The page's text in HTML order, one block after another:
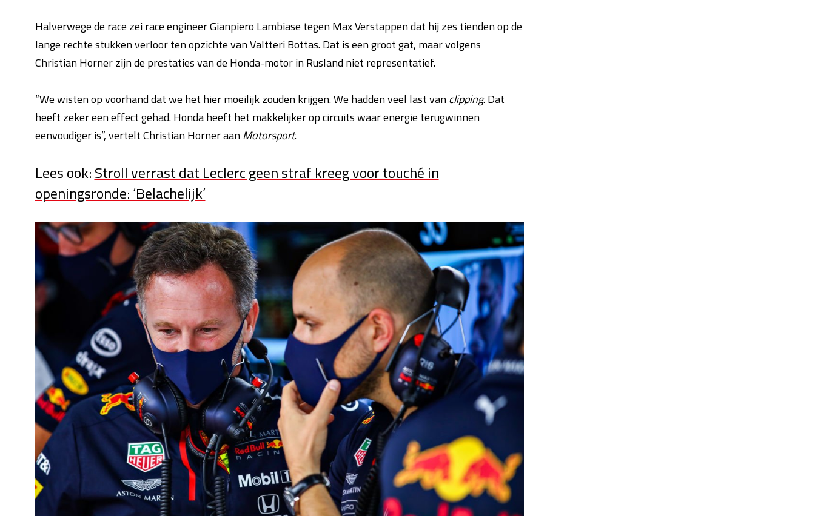
Halverwege de race zei race engineer Gianpiero Lambiase tegen Max Verstappen dat hij zes tienden op de
lange rechte stukken verloor ten opzichte van Valtteri Bottas. Dat is een groot gat, maar volgens
Christian Horner zijn de prestaties van de Honda-motor in Rusland niet representatief.
“We wisten op voorhand dat we het hier moeilijk zouden krijgen. We hadden veel last vanclipping. Dat
heeft zeker een effect gehad. Honda heeft het makkelijker op circuits waar energie terugwinnen
eenvoudiger is”, vertelt Christian Horner aanMotorsport.
Lees ook:Stroll verrast dat Leclerc geen straf kreeg voor touché in
openingsronde: ‘Belachelijk’